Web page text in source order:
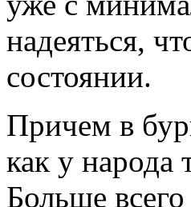
надеяться,
состоянии.
Причем в
как у народа
Больше